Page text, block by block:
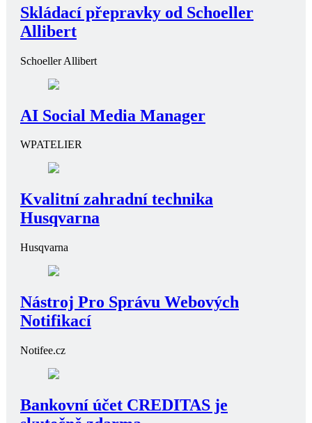
Skládací přepravky od Schoeller
Allibert
Schoeller Allibert
AI Social Media Manager
WPATELIER
Kvalitní zahradní technika
Husqvarna
Husqvarna
Nástroj Pro Správu Webových
Notifikací
Notifee.cz
Bankovní účet CREDITAS je